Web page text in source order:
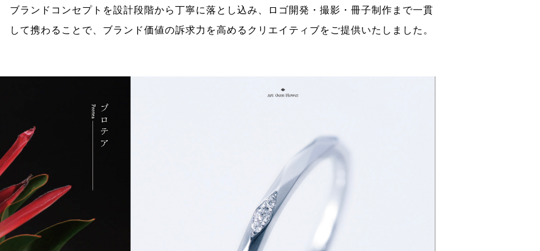
ブランドコンセプトを設計段階から丁寧に落とし込み、ロゴ開発・撮影・冊子制作まで一貫
して携わることで、ブランド価値の訴求力を高めるクリエイティブをご提供いたしました。